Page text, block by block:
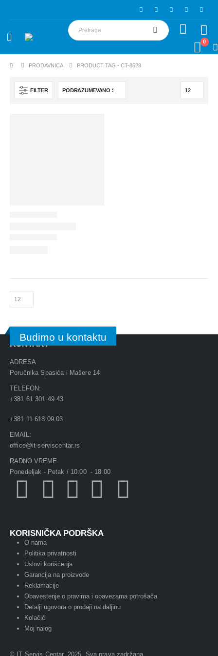
0
PRODAVNICA PRODUCT TAG -CT-8528
FILTER
Budimo u kontaktu
KONTAKT
ADRESA
Poručnika Spasića i Mašere 14
TELEFON:
+381 61 301 49 43
+381 11 618 09 03
EMAIL:
office@it-serviscentar.rs
RADNO VREME
Ponedeljak - Petak / 10:00 - 18:00
KORISNIČKA PODRŠKA
O nama
Politika privatnosti
Uslovi korišćenja
Garancija na proizvode
Reklamacije
Obavestenje o pravima i obavezama potrošača
Detalji ugovora o prodaji na daljinu
Kolačići
Moj nalog
© IT Servis Centar. 2025. Sva prava zadržana